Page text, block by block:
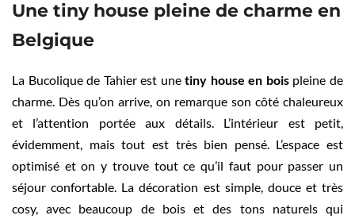
Une tiny house pleine de charme en
Belgique
La Bucolique de Tahier est unetiny house en bois pleine de
charme. Dès qu’on arrive, on remarque son côté chaleureux
et l’attention portée aux détails. L’intérieur est petit,
évidemment, mais tout est très bien pensé. L’espace est
optimisé et on y trouve tout ce qu’il faut pour passer un
séjour confortable. La décoration est simple, douce et très
cosy, avec beaucoup de bois et des tons naturels qui